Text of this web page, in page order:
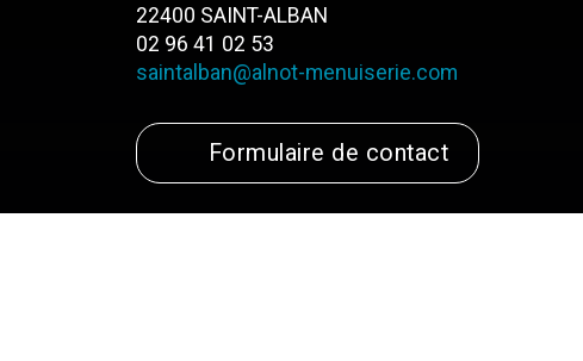
22400 SAINT-ALBAN
02 96 41 02 53
saintalban@alnot-menuiserie.com
Formulaire de contact